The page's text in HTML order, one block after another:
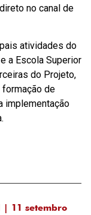
no canal de
atividades do
a Escola Superior
do Projeto,
formação de
implementação
| 11 setembro